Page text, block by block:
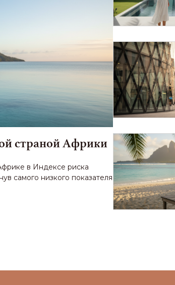
страной Африки
в Индексе риска
самого низкого показателя